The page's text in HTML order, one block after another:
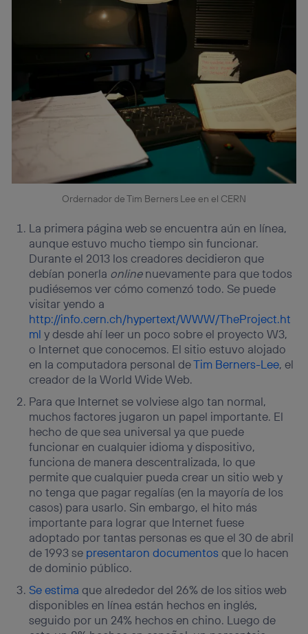
Ordernador de Tim Berners Lee en el CERN
La primera página web se encuentra aún en línea,
aunque estuvo mucho tiempo sin funcionar.
Durante el 2013 los creadores decidieron que
debían ponerla onlinenuevamente para que todos
pudiésemos ver cómo comenzó todo. Se puede
visitar yendo a
http://info.cern.ch/hypertext/WWW/TheProject.ht
ml y desde ahí leer un poco sobre el proyecto W3,
o Internet que conocemos. El sitio estuvo alojado
en la computadora personal deTim Berners-Lee, el
creador de la World Wide Web.
Para que Internet se volviese algo tan normal,
muchos factores jugaron un papel importante. El
hecho de que sea universal ya que puede
funcionar en cualquier idioma y dispositivo,
funciona de manera descentralizada, lo que
permite que cualquier pueda crear un sitio web y
no tenga que pagar regalías (en la mayoría de los
casos) para usarlo. Sin embargo, el hito más
importante para lograr que Internet fuese
adoptado por tantas personas es que el 30 de abril
de 1993 se presentaron documentos que lo hacen
de dominio público.
Se estima que alrededor del 26% de los sitios web
disponibles en línea están hechos en inglés,
seguido por un 24% hechos en chino. Luego de